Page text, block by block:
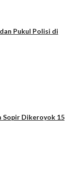
Pukul Polisi di
Sopir Dikeroyok 15